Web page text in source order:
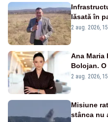
lăsată în
2 aug. 2026,
Ana Maria
Bolojan.
emisiunii
2 aug. 2026,
Misiune
stânca nu